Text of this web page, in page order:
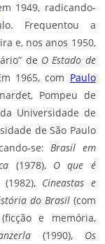
1949, radicando-
Frequentou a
e, nos anos 1950,
de O Estado de
1965, com Paulo
Pompeu de
Universidade de
de São Paulo
se:Brasil em
(1978), O que é
(1982), Cineastas e
do Brasil (com
(ficção e memória,
(1990), Os